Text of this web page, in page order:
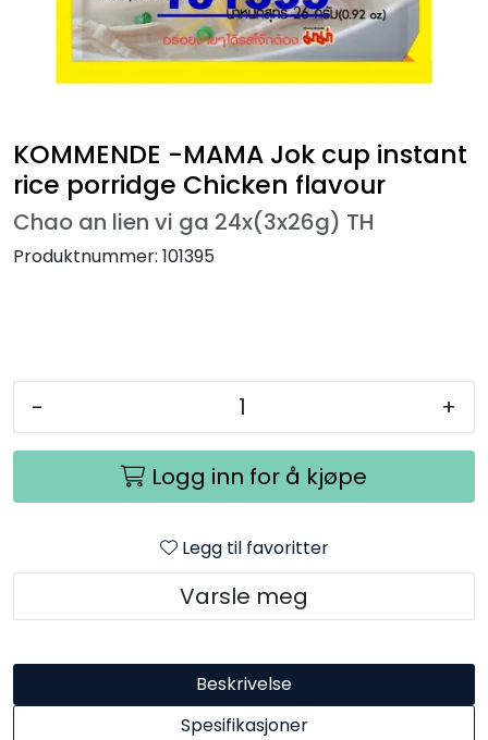
KOMMENDE -MAMA Jok cup instant
rice porridge Chicken flavour
Chao an lien vi ga 24x(3x26g) TH
Produktnummer: 101395
- +
Logg inn for å kjøpe
Legg til favoritter
Varsle meg
Beskrivelse
Spesifikasjoner